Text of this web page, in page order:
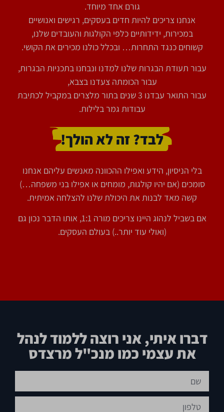
גורם אחד מיוחד.
אנחנו צריכים להיות חדים בעסקים, רגישים ואנושיים
במכירות, ידידותיים כלפי הקולגות והעובדים שלנו,
קשוחים כנגד התחרות… ובכלל כולנו מכירים את הקושי.
עבור תעודת הבגרות שלנו למדנו ונבחנו בתכניות הבגרות,
עבור הכומתה צעדנו בצבא,
עבור התואר עבדנו 3 שנים בתור מלצרים במקביל לכתיבת
עבודות גמר בלילות.
לבד? זה לא הולך!
בלי הניסיון, הידע ואפילו ההכוונה מאנשים עליהם אנחנו
סומכים (אם יהיו קולגות, מומחים או אפילו בני משפחה…)
קשה מאד לבנות את היכולת שלנו להצלחה אמיתית.
אם בשביל לנהוג היינו צריכים מורה 1:1, אותו הדבר נכון גם
(ואולי עוד יותר..) בעולם העסקים.
דברו איתי, אני רוצה ללמוד לנהל
את עצמי כמו מנכ"ל מרצדס